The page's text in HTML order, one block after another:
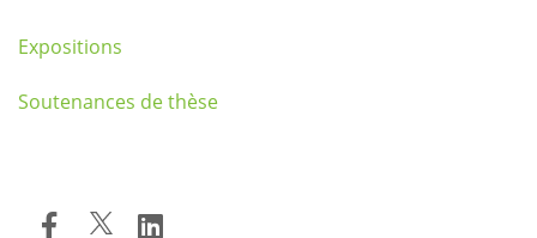
Expositions
Soutenances de thèse